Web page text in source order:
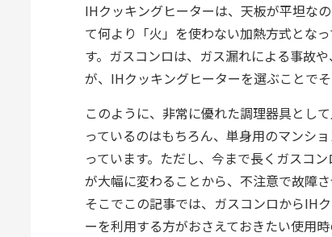
IHクッキングヒーターは、天板が平坦な
て何より「火」を使わない加熱方式とな
す。ガスコンロは、ガス漏れによる事故
が、IHクッキングヒーターを選ぶことで
このように、非常に優れた調理器具とし
っているのはもちろん、単身用のマンシ
っています。ただし、今まで長くガスコ
が大幅に変わることから、不注意で故障
そこでこの記事では、ガスコンロからIH
ーを利用する方がおさえておきたい使用